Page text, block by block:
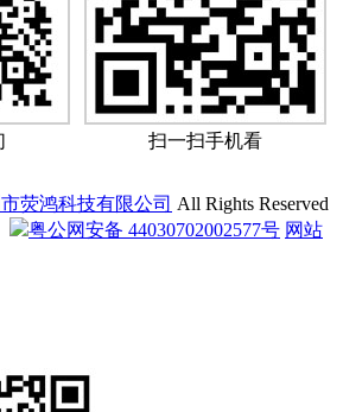
扫一扫手机看
荧鸿科技有限公司 All Rights Reserved
粤公网安备 44030702002577号 网站